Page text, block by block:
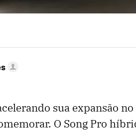
sua expansão
O Song Pro